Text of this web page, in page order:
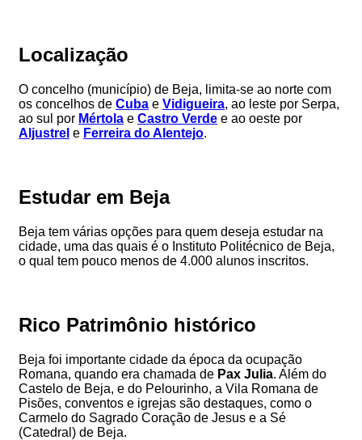
Localização
O concelho (município) de Beja, limita-se ao norte com
os concelhos de Cuba e Vidigueira, ao leste por Serpa,
ao sul por Mértola e Castro Verde e ao oeste por
Aljustrel e Ferreira do Alentejo.
Estudar em Beja
Beja tem várias opções para quem deseja estudar na
cidade, uma das quais é o Instituto Politécnico de Beja,
o qual tem pouco menos de 4.000 alunos inscritos.
Rico Patrimônio histórico
Beja foi importante cidade da época da ocupação
Romana, quando era chamada de Pax Julia. Além do
Castelo de Beja, e do Pelourinho, a Vila Romana de
Pisões, conventos e igrejas são destaques, como o
Carmelo do Sagrado Coração de Jesus e a Sé
(Catedral) de Beja.